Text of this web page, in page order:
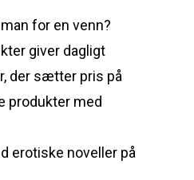
for en venn?
giver dagligt
der sætter pris på
produkter med